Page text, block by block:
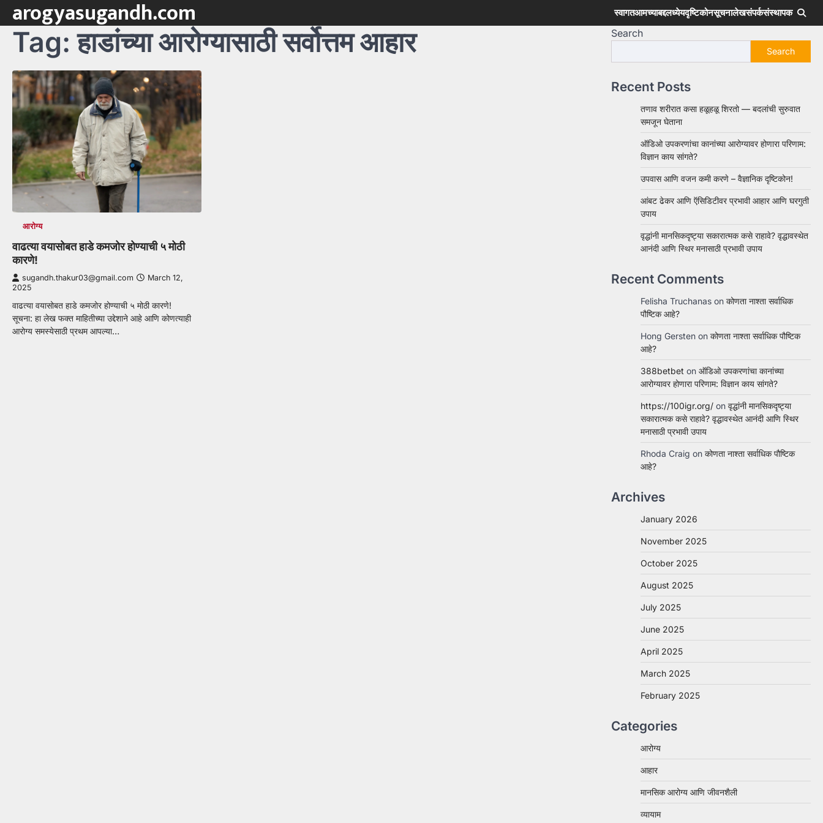
Skip
content
arogyasugandh.com स्वागतआमच्याबद्दलध्येयदृष्टिकोनसूचनालेखसंपर्कसंस्थापक
Tag:हाडांच्या आरोग्यासाठी सर्वोत्तम आहार
आरोग्य
वाढत्या वयासोबत हाडे कमजोर होण्याची ५ मोठी
कारणे!
sugandh.thakur03@gmail.com
March 12,
2025
वाढत्या वयासोबत हाडे कमजोर होण्याची ५ मोठी कारणे!
सूचना: हा लेख फक्त माहितीच्या उद्देशाने आहे आणि कोणत्याही
आरोग्य समस्येसाठी प्रथम आपल्या…
Search
Search
Recent Posts
तणाव शरीरात कसा हळूहळू शिरतो — बदलांची सुरुवात
समजून घेताना
ऑडिओ उपकरणांचा कानांच्या आरोग्यावर होणारा परिणाम:
विज्ञान काय सांगते?
उपवास आणि वजन कमी करणे – वैज्ञानिक दृष्टिकोन!
आंबट ढेकर आणि ऍसिडिटीवर प्रभावी आहार आणि घरगुती
उपाय
वृद्धांनी मानसिकदृष्ट्या सकारात्मक कसे राहावे? वृद्धावस्थेत
आनंदी आणि स्थिर मनासाठी प्रभावी उपाय
Recent Comments
Felisha Truchanas on कोणता नाश्ता सर्वाधिक
पौष्टिक आहे?
Hong Gersten on कोणता नाश्ता सर्वाधिक पौष्टिक
आहे?
388betbet on ऑडिओ उपकरणांचा कानांच्या
आरोग्यावर होणारा परिणाम: विज्ञान काय सांगते?
https://100igr.org/ on वृद्धांनी मानसिकदृष्ट्या
सकारात्मक कसे राहावे? वृद्धावस्थेत आनंदी आणि स्थिर
मनासाठी प्रभावी उपाय
Rhoda Craig on कोणता नाश्ता सर्वाधिक पौष्टिक
आहे?
Archives
January 2026
November 2025
October 2025
August 2025
July 2025
June 2025
April 2025
March 2025
February 2025
Categories
आरोग्य
आहार
मानसिक आरोग्य आणि जीवनशैली
व्यायाम